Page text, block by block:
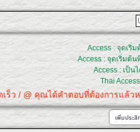
Access : จุดเริ่
Access : จุดเริ่มต้น
Access : เป็
Thai
ว / @ คุณได้คำตอบที่ต้องการแล้วห